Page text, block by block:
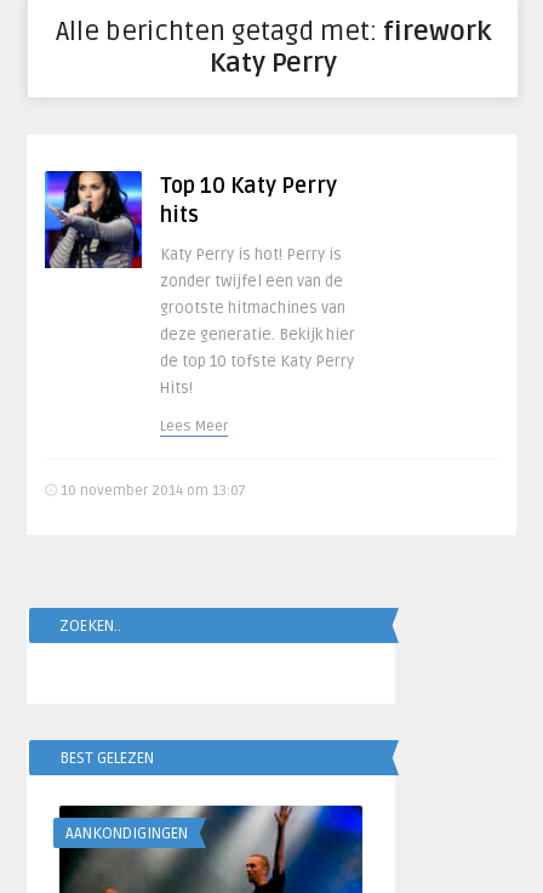
Alle berichten getagd met: firework
Katy Perry
Top 10 Katy Perry
hits
Katy Perry is hot! Perry is
zonder twijfel een van de
grootste hitmachines van
deze generatie. Bekijk hier
de top 10 tofste Katy Perry
Hits!
Lees Meer
10 november 2014 om 13:07
ZOEKEN..
BEST GELEZEN
AANKONDIGINGEN